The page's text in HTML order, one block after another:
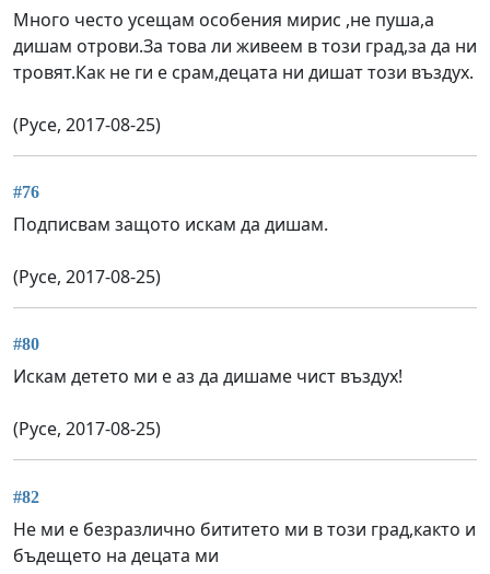
Много често усещам особения мирис ,не пуша,а
дишам отрови.За това ли живеем в този град,за да ни
тровят.Как не ги е срам,децата ни дишат този въздух.
(Русе, 2017-08-25)
#76
Подписвам защото искам да дишам.
(Русе, 2017-08-25)
#80
Искам детето ми е аз да дишаме чист въздух!
(Русе, 2017-08-25)
#82
Не ми е безразлично бититето ми в този град,както и
бъдещето на децата ми